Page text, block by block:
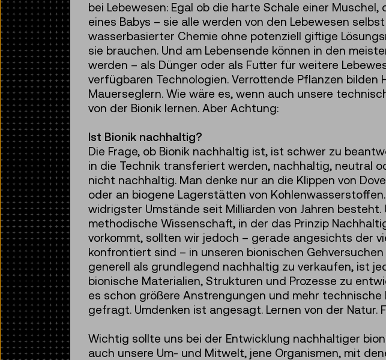
bei Lebewesen: Egal ob die harte Schale einer
eines Babys – sie alle werden von den Lebewesen
wasserbasierter Chemie ohne potenziell giftige
sie brauchen. Und am Lebensende können in den
werden – als Dünger oder als Futter für weitere
verfügbaren Technologien. Verrottende Pflanzen
Mauerseglern. Wie wäre es, wenn auch unsere
von der Bionik lernen. Aber Achtung:
Ist Bionik nachhaltig?
Die Frage, ob Bionik nachhaltig ist, ist schwer zu
in die Technik transferiert werden, nachhaltig, neutral
nicht nachhaltig. Man denke nur an die Klippen von
oder an biogene Lagerstätten von
widrigster Umstände seit Milliarden von Jahren
methodische Wissenschaft, in der das Prinzip
vorkommt, sollten wir jedoch – gerade angesichts der
konfrontiert sind – in unseren bionischen
generell als grundlegend nachhaltig zu verkaufen, ist
bionische Materialien, Strukturen und Prozesse zu
es schon größere Anstrengungen und mehr
gefragt. Umdenken ist angesagt. Lernen von der
Wichtig sollte uns bei der Entwicklung nachhaltiger
auch unsere Um- und Mitwelt, jene Organismen, mit